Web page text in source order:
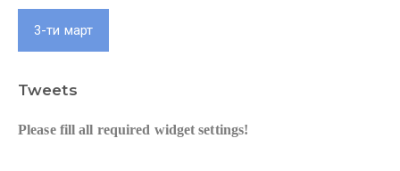
3-ти март
Tweets
Please fill all required widget settings!